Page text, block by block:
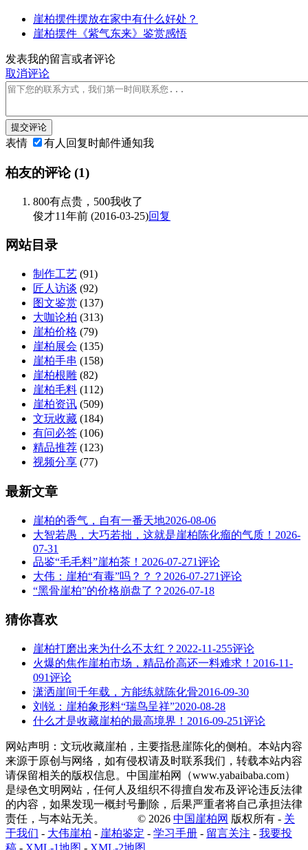
崖柏摆件摆放在家中有什么好处？
崖柏摆件《紫气东来》鉴赏感悟
发表我的留言或者评论
取消评论
提交评论
表情 有人回复时邮件通知我
柏友的评论(1)
800有点贵，500我收了
俊才11年前 (2016-03-25)回复
网站目录
制作工艺 (91)
匠人访谈 (92)
图文鉴赏 (137)
大咖论柏 (313)
崖柏价格 (79)
崖柏展会 (135)
崖柏手串 (158)
崖柏根雕 (82)
崖柏毛料 (112)
崖柏资讯 (509)
文玩收藏 (184)
有问必答 (106)
精品推荐 (123)
视频分享 (77)
最新文章
崖柏的香气，自有一番天地2026-08-06
大智若愚，大巧若拙，这就是崖柏陈化瘤的气质！ 2026-
07-31
品鉴“毛毛料”崖柏茶！ 2026-07-271评论
大伟：崖柏“有毒”吗？？？ 2026-07-271评论
“黑骨崖柏”的价格崩盘了？ 2026-07-18
猜你喜欢
崖柏打磨出来为什么不太红？ 2022-11-255评论
火爆的焦作崖柏市场，精品价高还一料难求！ 2016-11-
091评论
潇洒崖间千年载，方能练就陈化骨2016-09-30
刘锐：崖柏象形料“瑞鸟呈祥”2020-08-28
什么才是收藏崖柏的最高境界！ 2016-09-251评论
网站声明：文玩收藏崖柏，主要指悬崖陈化的侧柏。本站内容
来源于原创与网络，如有侵权请及时联系我们，转载本站内容
请保留相关的版权信息。中国崖柏网（www.yabaibaba.com）
是绿色文明网站，任何人及组织不得擅自发布及评论违反法律
的内容，如果发现一概封号删除，后果严重者将自己承担法律
责任，与本站无关。 © 2026 中国崖柏网 版权所有 - 关
于我们 - 大伟崖柏 - 崖柏鉴定 - 学习手册 - 留言关注 - 我要投
稿 - XML-1地图 - XML-2地图